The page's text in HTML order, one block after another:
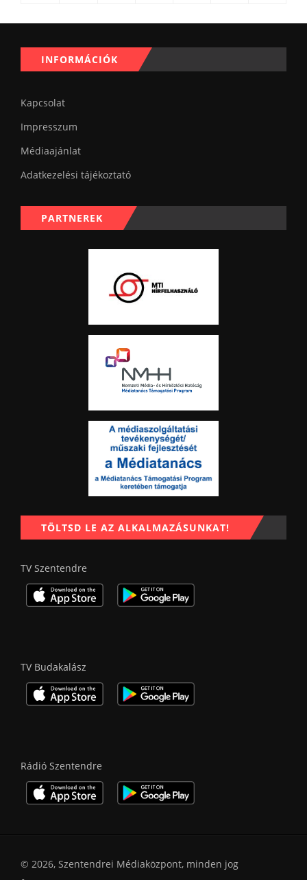
INFORMÁCIÓK
Kapcsolat
Impresszum
Médiaajánlat
Adatkezelési tájékoztató
PARTNEREK
TÖLTSD LE AZ ALKALMAZÁSUNKAT!
TV Szentendre
TV Budakalász
Rádió Szentendre
© 2026, Szentendrei Médiaközpont, minden jog